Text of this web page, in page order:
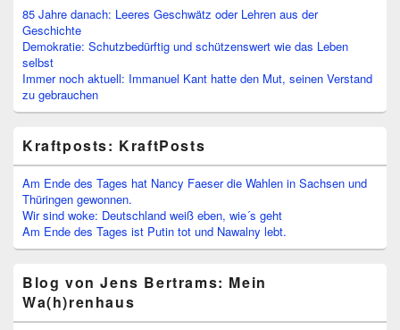
85 Jahre danach: Leeres Geschwätz oder Lehren aus der
Geschichte
Demokratie: Schutzbedürftig und schützenswert wie das Leben
selbst
Immer noch aktuell: Immanuel Kant hatte den Mut, seinen Verstand
zu gebrauchen
Kraftposts: KraftPosts
Am Ende des Tages hat Nancy Faeser die Wahlen in Sachsen und
Thüringen gewonnen.
Wir sind woke: Deutschland weiß eben, wie´s geht
Am Ende des Tages ist Putin tot und Nawalny lebt.
Blog von Jens Bertrams: Mein
Wa(h)renhaus